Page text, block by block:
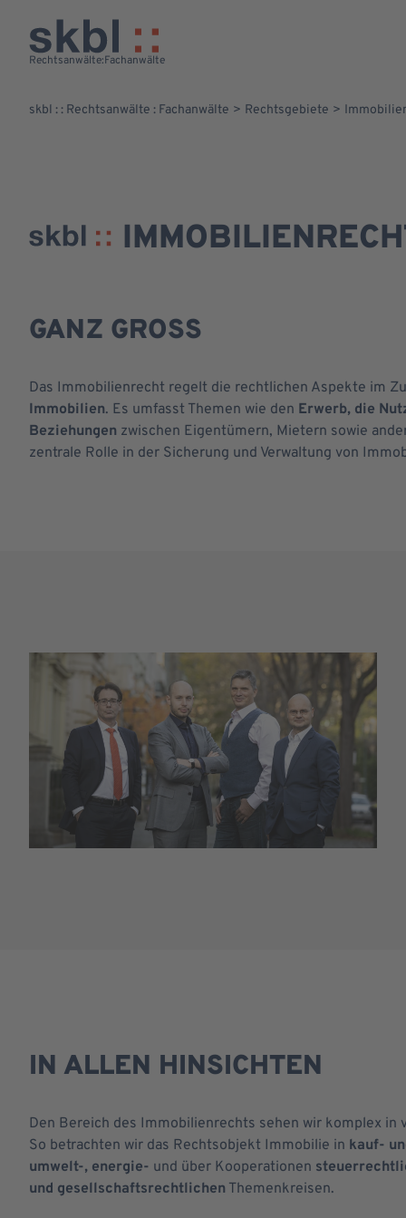
Rechtsanwälte:Fachanwälte
Rechtsberatung-dsp-AMZ
GESPRÄCH VEREINBAREN
skbl : : Rechtsanwälte : Fachanwälte Rechtsgebiete
GANZ GROSS
Das Immobilienrecht regelt die rechtlichen Aspekte im
Immobilien. Es umfasst Themen wie den Erwerb, die
Beziehungen zwischen Eigentümern, Mietern sowie
zentrale Rolle in der Sicherung und Verwaltung von
IN ALLEN HINSICHTEN
Den Bereich des Immobilienrechts sehen wir komplex
So betrachten wir das Rechtsobjekt Immobilie in kauf-
umwelt-, energie- und über Kooperationen
und gesellschaftsrechtlichen Themenkreisen.